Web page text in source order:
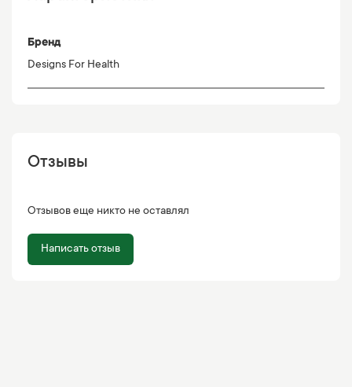
Бренд
Designs For Health
Отзывы
Отзывов еще никто не оставлял
Написать отзыв